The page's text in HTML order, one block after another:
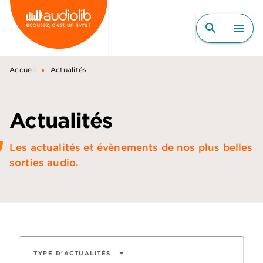
MENU RECHERCHE
CONTENU
PIED DE PAGE
search menu
Accueil • Actualités
Actualités
Les actualités et évènements de nos plus belles
sorties audio.
TYPE D'ACTUALITÉS arrow_drop_down